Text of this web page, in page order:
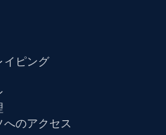
イピング
のアクセス